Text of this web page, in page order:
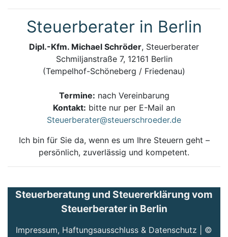
Steuerberater in Berlin
Dipl.-Kfm. Michael Schröder, Steuerberater
Schmiljanstraße 7, 12161 Berlin
(Tempelhof-Schöneberg / Friedenau)
Termine: nach Vereinbarung
Kontakt: bitte nur per E-Mail an
Steuerberater@steuerschroeder.de
Ich bin für Sie da, wenn es um Ihre Steuern geht –
persönlich, zuverlässig und kompetent.
Steuerberatung und Steuererklärung vom
Steuerberater in Berlin
Impressum, Haftungsausschluss & Datenschutz | ©